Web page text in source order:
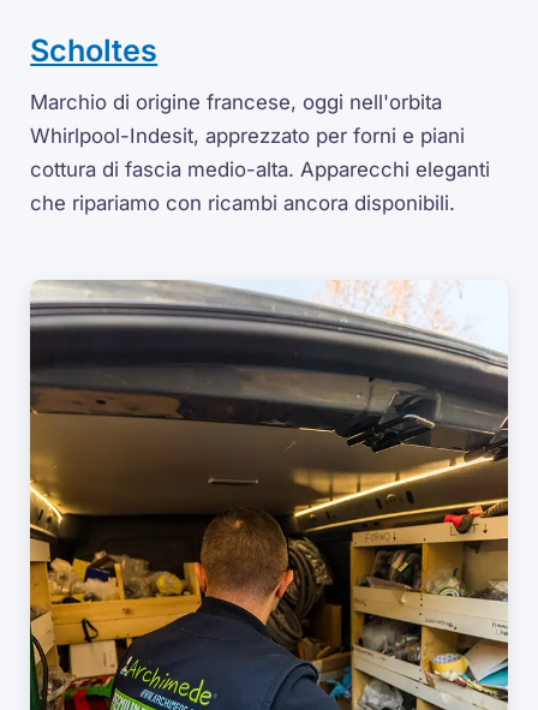
Scholtes
Marchio di origine francese, oggi nell'orbita
Whirlpool-Indesit, apprezzato per forni e piani
cottura di fascia medio-alta. Apparecchi eleganti
che ripariamo con ricambi ancora disponibili.